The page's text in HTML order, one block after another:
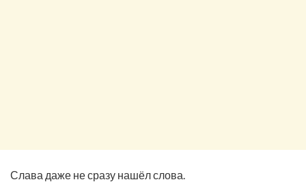
Слава даже не сразу нашёл слова.